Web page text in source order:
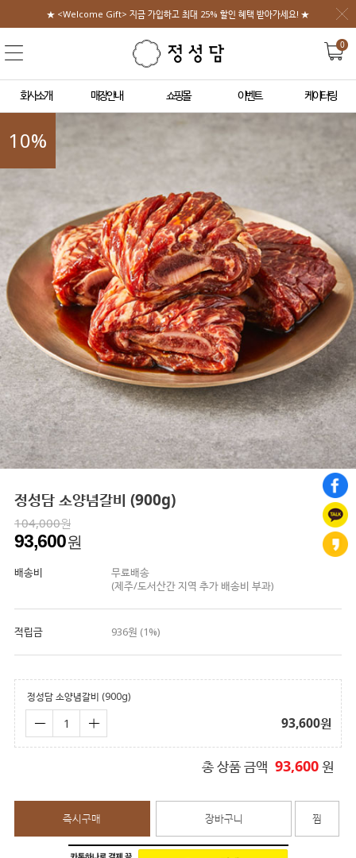
★ <Welcome Gift> 지금 가입하고 최대 25% 할인 혜택 받아가세요! ★
0
회사소개 매장안내 쇼핑몰 이벤트 케이터링
10%
정성담 소양념갈비 (900g)
104,000원
93,600원
배송비
무료배송
(제주/도서산간 지역 추가 배송비 부과)
적립금 936원 (1%)
정성담 소양념갈비 (900g)
93,600원
총 상품 금액 93,600원
즉시구매 장바구니 찜